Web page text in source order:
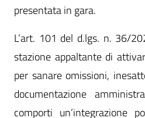
presentata in gara.
L’art. 101 del d.lgs. n. 36/
stazione appaltante di
per sanare omissioni,
documentazione
comporti un’integrazione